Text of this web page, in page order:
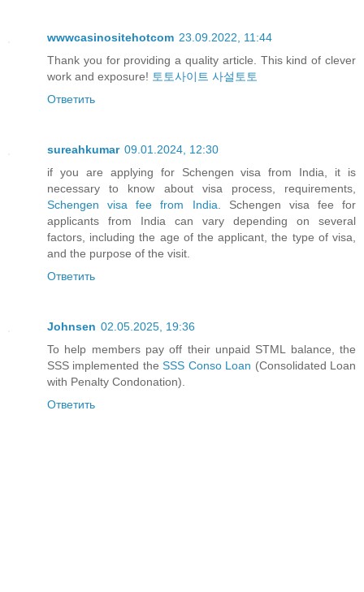
wwwcasinositehotcom 23.09.2022, 11:44
Thank you for providing a quality article. This kind of clever
work and exposure! 토토사이트 사설토토
Ответить
sureahkumar 09.01.2024, 12:30
if you are applying for Schengen visa from India, it is
necessary to know about visa process, requirements,
Schengen visa fee from India . Schengen visa fee for
applicants from India can vary depending on several
factors, including the age of the applicant, the type of visa,
and the purpose of the visit.
Ответить
Johnsen 02.05.2025, 19:36
To help members pay off their unpaid STML balance, the
SSS implemented theSSS Conso Loan (Consolidated Loan
with Penalty Condonation).
Ответить